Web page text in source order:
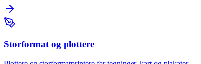
Storformat og plottere